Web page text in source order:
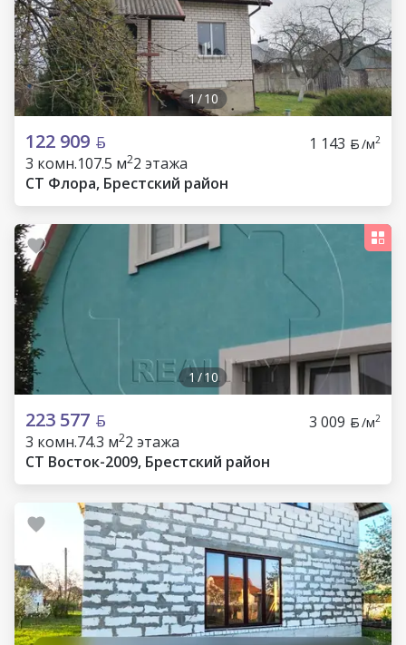
1 /10
122 909 1 143 /м2
3 комн.107.5 м22 этажа
СТ Флора, Брестский район
1 /10
223 577 3 009 /м2
3 комн.74.3 м22 этажа
СТ Восток-2009, Брестский район